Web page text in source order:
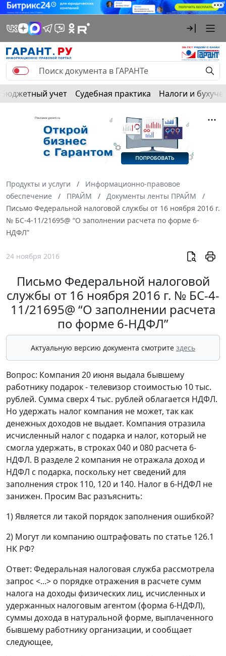
Бюджетный учет Судебная практика Налоги и
Продукты и услуги
Информационно-правовое
обеспечение
ПРАЙМ
Документы ленты ПРАЙМ
Письмо Федеральной налоговой службы от 16 ноября 2016 г.
№ БС-4-11/21695@ “О заполнении расчета по форме 6-
НДФЛ”
24 ноября 2016
Письмо Федеральной налоговой
службы от 16 ноября 2016 г. № БС-4-
11/21695@ “О заполнении расчета
по форме 6-НДФЛ”
Актуальную версию документа смотрите здесь
Вопрос: Компания 20 июня выдала бывшему
работнику подарок - телевизор стоимостью 10 тыс.
рублей. Сумма сверх 4 тыс. рублей облагается НДФЛ.
Но удержать налог компания не может, так как
денежных доходов не выдает. Компания отразила
исчисленный налог с подарка и налог, который не
смогла удержать, в строках 040 и 080 расчета 6-
НДФЛ. В разделе 2 компания не отражала доход и
НДФЛ с подарка, поскольку нет сведений для
заполнения строк 110, 120 и 140. Налог в 6-НДФЛ не
занижен. Просим Вас разъяснить:
1) Является ли такой порядок заполнения ошибкой?
2) Могут ли компанию оштрафовать по статье 126.1
НК РФ?
Ответ: Федеральная налоговая служба рассмотрела
запрос <...> о порядке отражения в расчете сумм
налога на доходы физических лиц, исчисленных и
удержанных налоговым агентом (форма 6-НДФЛ),
суммы дохода в натуральной форме, выплаченного
бывшему работнику организации, и сообщает
следующее,